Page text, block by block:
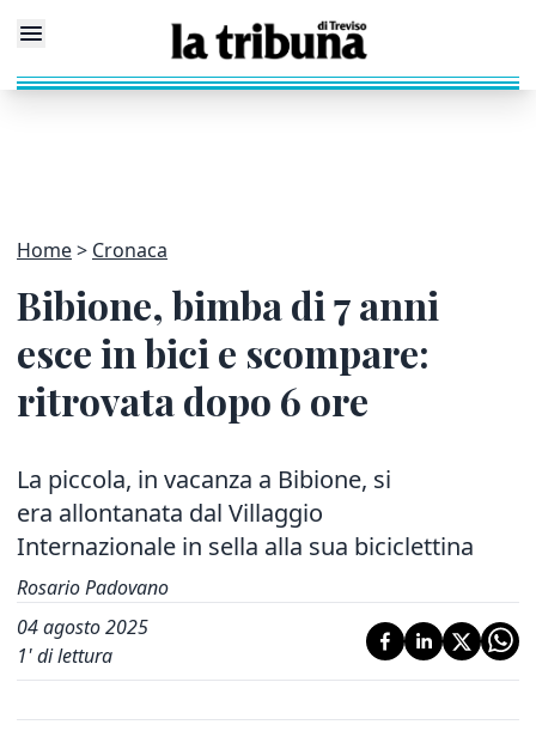
Home Cronaca
Bibione, bimba di 7 anni
esce in bici e scompare:
ritrovata dopo 6 ore
La piccola, in vacanza a Bibione, si
era allontanata dal Villaggio
Internazionale in sella alla sua biciclettina
Rosario Padovano
04 agosto 2025
1' di lettura